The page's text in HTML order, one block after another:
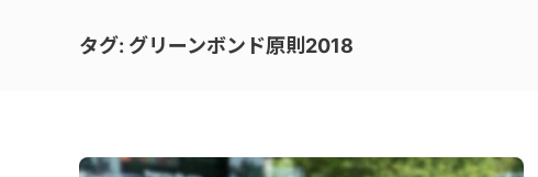
タグ: グリーンボンド原則2018